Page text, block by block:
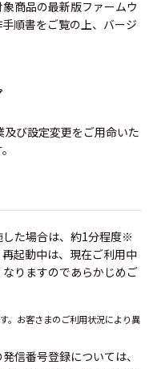
商品の最新版ファームウ
順書をご覧の上、バージ
び設定変更をご用命いた
た場合は、約1分程度※
起動中は、現在ご利用中
りますのであらかじめご
お客さまのご利用状況により異
信番号登録については、